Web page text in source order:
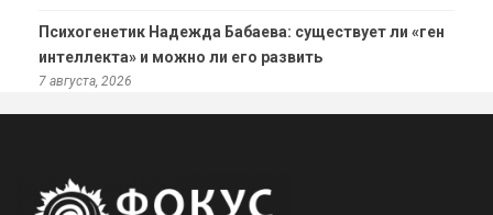
Психогенетик Надежда Бабаева: существует ли «ген
интеллекта» и можно ли его развить
7 августа, 2026